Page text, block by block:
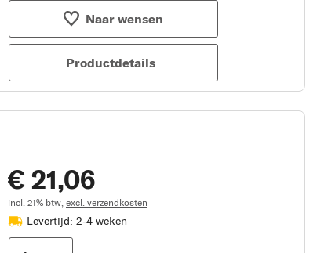
Naar wensen
Productdetails
€ 21,06
incl. 21% btw, excl. verzendkosten
Levertijd: 2-4 weken